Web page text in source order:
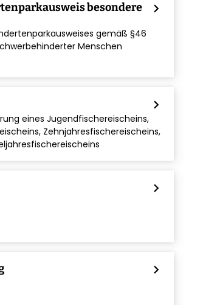
besondere
chevron_right
gemäß §46
Menschen
chevron_right
eines Jugendfischereischeins,
Zehnjahresfischereischeins,
chevron_right
chevron_right